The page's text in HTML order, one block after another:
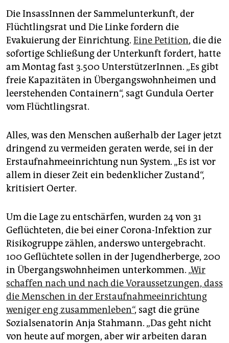
Die InsassInnen der Sammelunterkunft, der
Flüchtlingsrat und Die Linke fordern die
Evakuierung der Einrichtung. Eine Petition, die die
sofortige Schließung der Unterkunft fordert, hatte
am Montag fast 3.500 UnterstützerInnen. „Es gibt
freie Kapazitäten in Übergangswohnheimen und
leerstehenden Containern“, sagt Gundula Oerter
vom Flüchtlingsrat.
Alles, was den Menschen außerhalb der Lager jetzt
dringend zu vermeiden­ geraten werde, sei in der
Erstaufnahmeeinrichtung nun System. „Es ist vor
allem in dieser Zeit ein bedenklicher Zustand“,
kritisiert Oerter.
Um die Lage zu entschärfen, wurden 24 von 31
Geflüchteten, die bei einer Corona-Infektion zur
Risikogruppe zählen, anderswo untergebracht.
100 Geflüchtete sollen in der Jugendherberge, 200
in Übergangswohnheimen unterkommen. „Wir
schaffen nach und nach die Voraussetzungen, dass
die Menschen in der Erstaufnahmeeinrichtung
weniger eng zusammenleben“, sagt die grüne
Sozialsenatorin Anja Stahmann. „Das geht nicht
von heute auf morgen, aber wir arbeiten daran